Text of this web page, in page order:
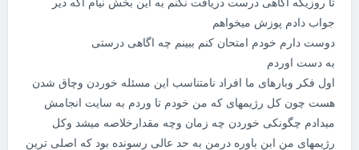
تا روزیکه آگاهی درست دریافت نکنم به این بخش نیام اگه دیر
جواب دادم پوزش میخواهم
دوست دارم خودم امتحان کنم ببینم چه اگاهی درستی
به دست اوردم
اول فکر وبارهای ما افراد نامتناسب این مسئله خوردن وچاق شدن
هست چون کل رژیمهای که من خودم تا وردم به سایت انجامش
میدادم چگونکی خوردن چه زمان وچه مقدارخلاصه میشد وکل
رژیمهای من ابن باوره درمن به حد عالی رسونده بود که اصلی ترین